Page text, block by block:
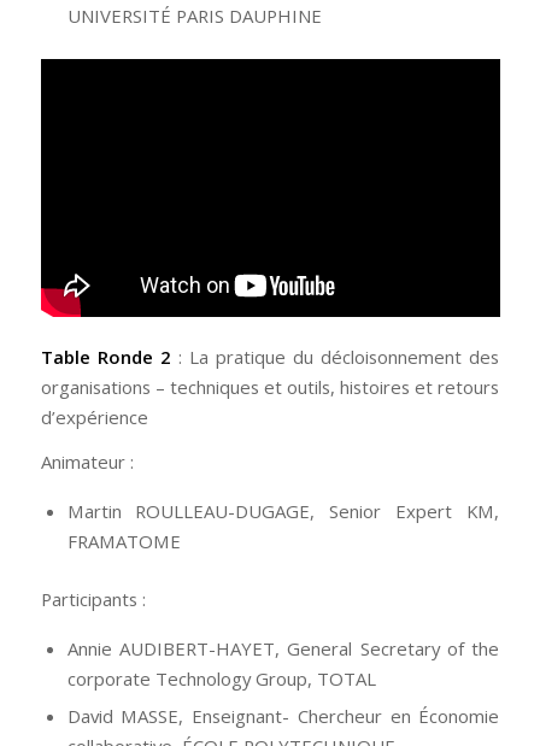
UNIVERSITÉ PARIS DAUPHINE
Table Ronde 2 : La pratique du décloisonnement des
organisations – techniques et outils, histoires et retours
d’expérience
Animateur :
Martin ROULLEAU-DUGAGE, Senior Expert KM,
FRAMATOME
Participants :
Annie AUDIBERT-HAYET, General Secretary of the
corporate Technology Group, TOTAL
David MASSE, Enseignant- Chercheur en Économie